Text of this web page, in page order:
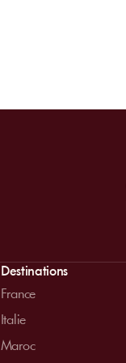
Destinations
France
Italie
Maroc